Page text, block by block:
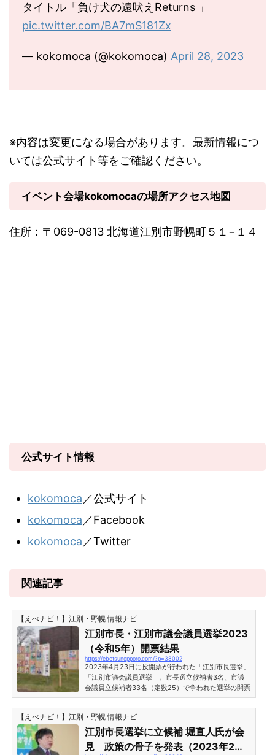
タイトル「負け犬の遠吠えReturns 」
pic.twitter.com/BA7mS181Zx
— kokomoca (@kokomoca) April 28, 2023
※内容は変更になる場合があります。最新情報につ
いては公式サイト等をご確認ください。
イベント会場kokomocaの場所アクセス地図
住所：〒069-0813 北海道江別市野幌町５１−１４
公式サイト情報
kokomoca ／公式サイト
kokomoca ／Facebook
kokomoca ／Twitter
関連記事
【えべナビ！】江別・野幌 情報ナビ
江別市長・江別市議会議員選挙2023
（令和5年）開票結果
https://ebetsunopporo.com/?p=38002
2023年4月23日に投開票が行われた「江別市長選挙」
「江別市議会議員選挙」。市長選立候補者3名、市議
会議員立候補者33名（定数25）で争われた選挙の開票
結果をお伝えします。江別市長選挙（2023年［令和5
年］4月23日執行）開票結果 無所属 後藤好人（62）
24,694票【当選】 無所属 堀直人（42） 15,934
票 無所属 清水直幸（61） 8,512票投票率：50.4
9% 江別市議会議員選挙（2023年［令和5年］4月23
日執行）開票結果定数：25候補者数：33 自由民主
【えべナビ！】江別・野幌 情報ナビ
江別市長選挙に立候補 堀直人氏が会
見 政策の骨子を発表（2023年2月